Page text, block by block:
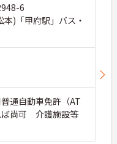
6
本)「甲府駅」バス・
自動車免許（AT
尚可 介護施設等